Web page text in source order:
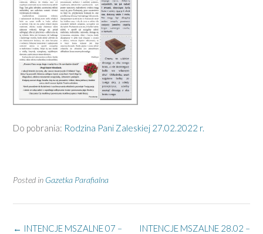
Do pobrania: Rodzina Pani Zaleskiej 27.02.2022 r.
Posted in Gazetka Parafialna
Post
INTENCJE MSZALNE 28.02 –
← INTENCJE MSZALNE 07 –